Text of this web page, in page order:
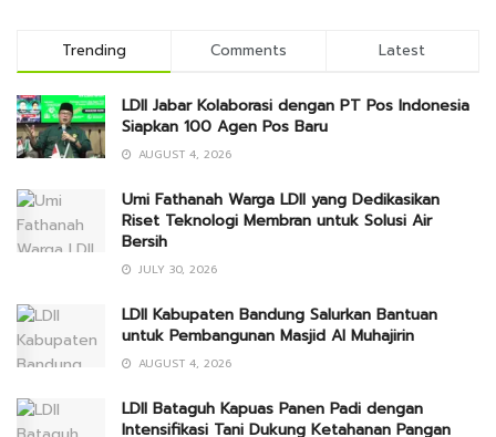
Trending Comments Latest
LDII Jabar Kolaborasi dengan PT Pos Indonesia
Siapkan 100 Agen Pos Baru
AUGUST 4, 2026
Umi Fathanah Warga LDII yang Dedikasikan
Riset Teknologi Membran untuk Solusi Air
Bersih
JULY 30, 2026
LDII Kabupaten Bandung Salurkan Bantuan
untuk Pembangunan Masjid Al Muhajirin
AUGUST 4, 2026
LDII Bataguh Kapuas Panen Padi dengan
Intensifikasi Tani Dukung Ketahanan Pangan